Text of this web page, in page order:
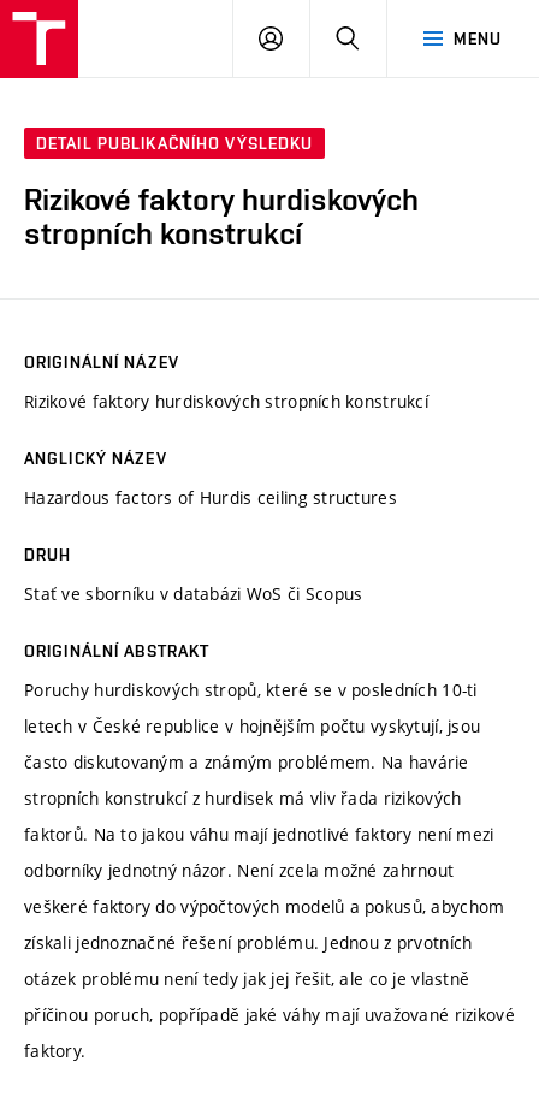
MENU
PŘIHLÁSIT
DETAIL PUBLIKAČNÍHO VÝSLEDKU
Rizikové faktory hurdiskových
stropních konstrukcí
ORIGINÁLNÍ NÁZEV
Rizikové faktory hurdiskových stropních konstrukcí
ANGLICKÝ NÁZEV
Hazardous factors of Hurdis ceiling structures
DRUH
Stať ve sborníku v databázi WoS či Scopus
ORIGINÁLNÍ ABSTRAKT
Poruchy hurdiskových stropů, které se v posledních 10-ti
letech v České republice v hojnějším počtu vyskytují, jsou
často diskutovaným a známým problémem. Na havárie
stropních konstrukcí z hurdisek má vliv řada rizikových
faktorů. Na to jakou váhu mají jednotlivé faktory není mezi
odborníky jednotný názor. Není zcela možné zahrnout
veškeré faktory do výpočtových modelů a pokusů, abychom
získali jednoznačné řešení problému. Jednou z prvotních
otázek problému není tedy jak jej řešit, ale co je vlastně
příčinou poruch, popřípadě jaké váhy mají uvažované rizikové
faktory.